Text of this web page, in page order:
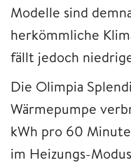
Modelle sind
herkömmliche
fällt jedoch
Die Olimpia
Wärmepumpe
kWh pro 60
im Heizungs-